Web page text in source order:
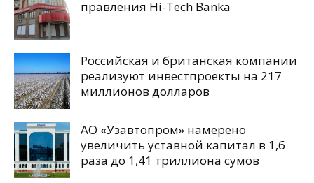
правления Hi-Tech Banka
Российская и британская компании
реализуют инвестпроекты на 217
миллионов долларов
АО «Узавтопром» намерено
увеличить уставной капитал в 1,6
раза до 1,41 триллиона сумов